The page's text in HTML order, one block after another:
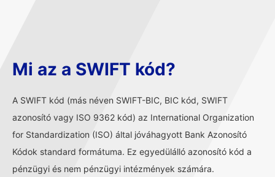
Mi az a SWIFT kód?
A SWIFT kód (más néven SWIFT-BIC, BIC kód, SWIFT
azonosító vagy ISO 9362 kód) az International Organization
for Standardization (ISO) által jóváhagyott Bank Azonosító
Kódok standard formátuma. Ez egyedülálló azonosító kód a
pénzügyi és nem pénzügyi intézmények számára.